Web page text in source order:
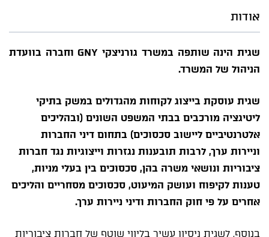
אודות
שגית הינה שותפה במשרד גורניצקי GNY וחברה בוועדת
הניהול של המשרד.
שגית עוסקת בייצוג לקוחות מהגדולים במשק בתיקי
ליטיגציה מורכבים בבתי המשפט השונים (ובהליכים
אלטרנטיביים ליישוב סכסוכים) בתחום דיני החברות
וניירות ערך, לרבות תובענות נגזרות וייצוגיות נגד חברות
ציבוריות ונושאי משרה בהן, סכסוכים בין בעלי מניות,
טענות לקיפוח ועושק המיעוט, סכסוכים מסחריים והליכים
אחרים על פי חוק החברות ודיני ניירות ערך.
בנוסף, לשגית ניסיון עשיר בליווי שוטף של חברות ציבוריות